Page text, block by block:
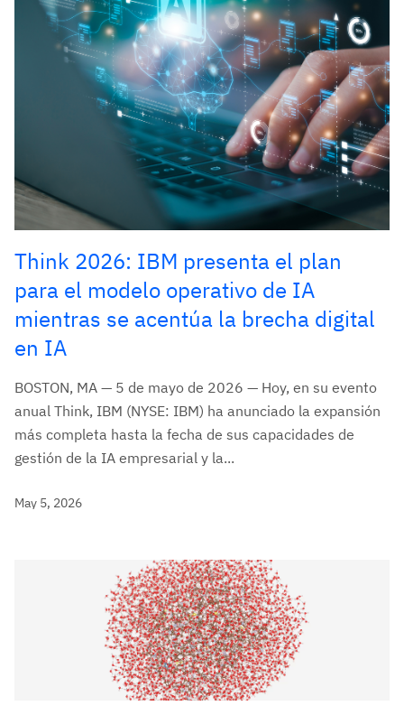
Think 2026: IBM presenta el plan
para el modelo operativo de IA
mientras se acentúa la brecha digital
en IA
BOSTON, MA — 5 de mayo de 2026 — Hoy, en su evento
anual Think, IBM (NYSE: IBM) ha anunciado la expansión
más completa hasta la fecha de sus capacidades de
gestión de la IA empresarial y la...
May 5, 2026